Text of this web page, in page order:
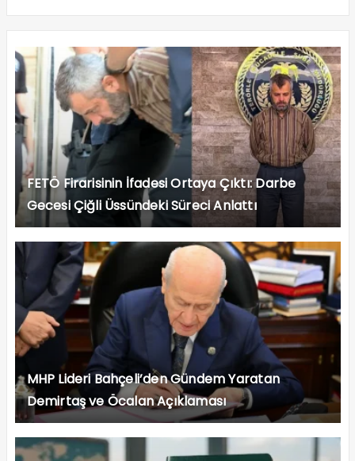
FETÖ Firarisinin İfadesi Ortaya Çıktı: Darbe
Gecesi Çiğli Üssündeki Süreci Anlattı
MHP Lideri Bahçeli’den Gündem Yaratan
Demirtaş ve Öcalan Açıklaması